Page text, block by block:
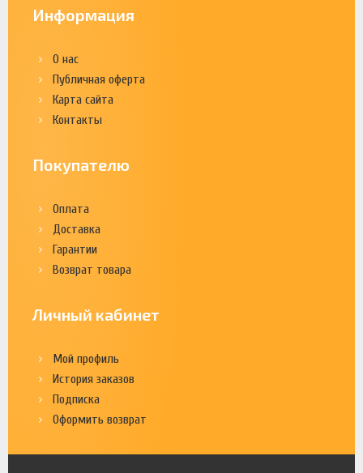
Информация
О нас
Публичная оферта
Карта сайта
Контакты
Покупателю
Оплата
Доставка
Гарантии
Возврат товара
Личный кабинет
Мой профиль
История заказов
Подписка
Оформить возврат